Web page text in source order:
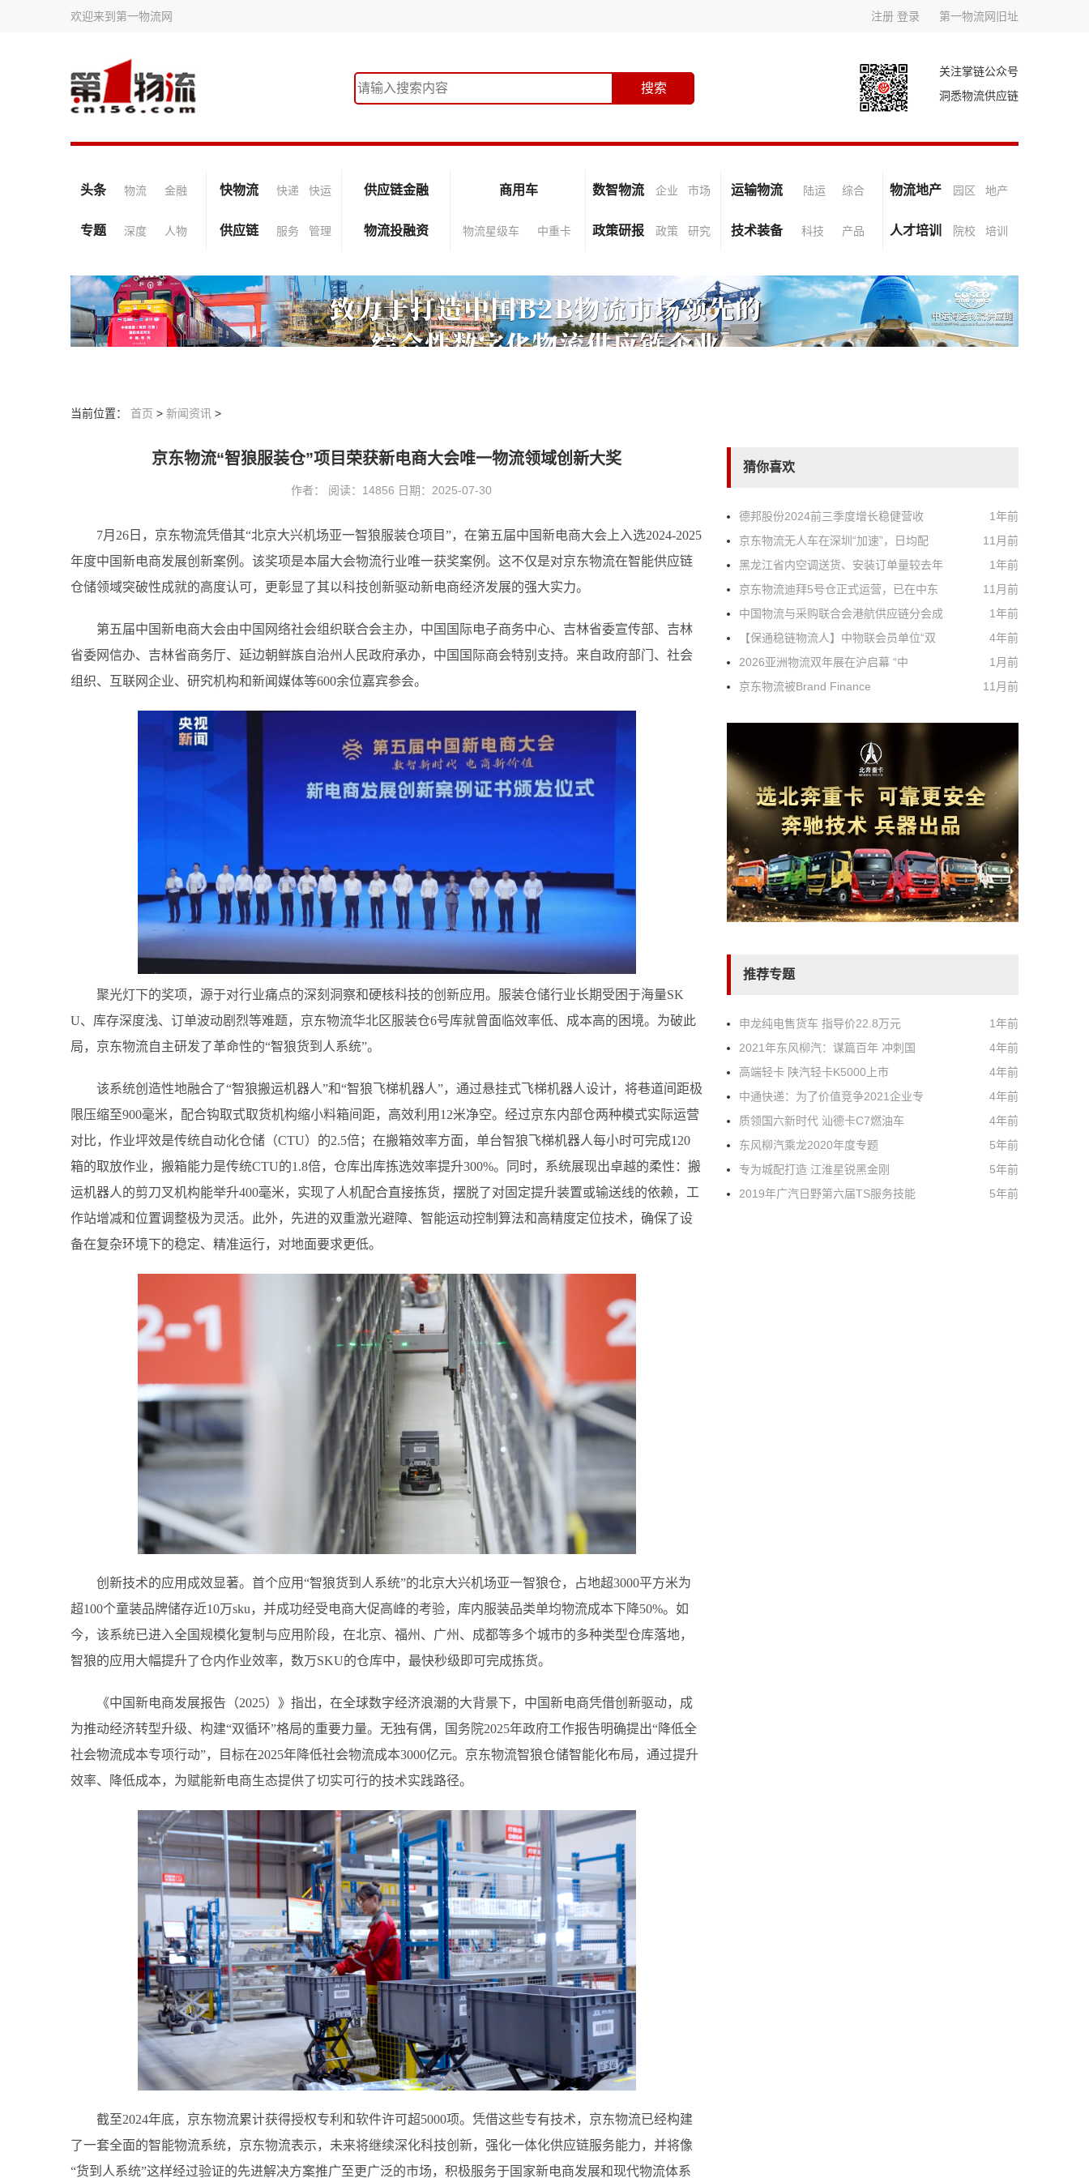
欢迎来到第一物流网 注册 登录 第一物流网旧址
关注掌链公众号
洞悉物流供应链
头条 物流 金融 快物流 快递 快运 供应链金融 商用车 数智物流 企业 市场 运输物流 陆运 综合 物流地产 园区 地产
专题 深度 人物 供应链 服务 管理 物流投融资 物流星级车 中重卡 政策研报 政策 研究 技术装备 科技 产品 人才培训 院校 培训
当前位置： 首页 > 新闻资讯 >
京东物流“智狼服装仓”项目荣获新电商大会唯一物流领域创新大奖
作者： 阅读：14856 日期：2025-07-30
7月26日，京东物流凭借其“北京大兴机场亚一智狼服装仓项目”，在第五届中国新电商大会上入选2024-2025
年度中国新电商发展创新案例。该奖项是本届大会物流行业唯一获奖案例。这不仅是对京东物流在智能供应链
仓储领域突破性成就的高度认可，更彰显了其以科技创新驱动新电商经济发展的强大实力。
第五届中国新电商大会由中国网络社会组织联合会主办，中国国际电子商务中心、吉林省委宣传部、吉林
省委网信办、吉林省商务厅、延边朝鲜族自治州人民政府承办，中国国际商会特别支持。来自政府部门、社会
组织、互联网企业、研究机构和新闻媒体等600余位嘉宾参会。
聚光灯下的奖项，源于对行业痛点的深刻洞察和硬核科技的创新应用。服装仓储行业长期受困于海量SK
U、库存深度浅、订单波动剧烈等难题，京东物流华北区服装仓6号库就曾面临效率低、成本高的困境。为破此
局，京东物流自主研发了革命性的“智狼货到人系统”。
该系统创造性地融合了“智狼搬运机器人”和“智狼飞梯机器人”，通过悬挂式飞梯机器人设计，将巷道间距极
限压缩至900毫米，配合钩取式取货机构缩小料箱间距，高效利用12米净空。经过京东内部仓两种模式实际运营
对比，作业坪效是传统自动化仓储（CTU）的2.5倍；在搬箱效率方面，单台智狼飞梯机器人每小时可完成120
箱的取放作业，搬箱能力是传统CTU的1.8倍，仓库出库拣选效率提升300%。同时，系统展现出卓越的柔性：搬
运机器人的剪刀叉机构能举升400毫米，实现了人机配合直接拣货，摆脱了对固定提升装置或输送线的依赖，工
作站增减和位置调整极为灵活。此外，先进的双重激光避障、智能运动控制算法和高精度定位技术，确保了设
备在复杂环境下的稳定、精准运行，对地面要求更低。
创新技术的应用成效显著。首个应用“智狼货到人系统”的北京大兴机场亚一智狼仓，占地超3000平方米为
超100个童装品牌储存近10万sku，并成功经受电商大促高峰的考验，库内服装品类单均物流成本下降50%。如
今，该系统已进入全国规模化复制与应用阶段，在北京、福州、广州、成都等多个城市的多种类型仓库落地，
智狼的应用大幅提升了仓内作业效率，数万SKU的仓库中，最快秒级即可完成拣货。
《中国新电商发展报告（2025）》指出，在全球数字经济浪潮的大背景下，中国新电商凭借创新驱动，成
为推动经济转型升级、构建“双循环”格局的重要力量。无独有偶，国务院2025年政府工作报告明确提出“降低全
社会物流成本专项行动”，目标在2025年降低社会物流成本3000亿元。京东物流智狼仓储智能化布局，通过提升
效率、降低成本，为赋能新电商生态提供了切实可行的技术实践路径。
截至2024年底，京东物流累计获得授权专利和软件许可超5000项。凭借这些专有技术，京东物流已经构建
了一套全面的智能物流系统，京东物流表示，未来将继续深化科技创新，强化一体化供应链服务能力，并将像
“货到人系统”这样经过验证的先进解决方案推广至更广泛的市场，积极服务于国家新电商发展和现代物流体系
猜你喜欢
德邦股份2024前三季度增长稳健营收
1年前
京东物流无人车在深圳“加速”，日均配
11月前
黑龙江省内空调送货、安装订单量较去年
1年前
京东物流迪拜5号仓正式运营，已在中东
11月前
中国物流与采购联合会港航供应链分会成
1年前
【保通稳链物流人】中物联会员单位“双
4年前
2026亚洲物流双年展在沪启幕 “中
1月前
京东物流被Brand Finance
11月前
推荐专题
申龙纯电售货车 指导价22.8万元
1年前
2021年东风柳汽：谋篇百年 冲刺国
4年前
高端轻卡 陕汽轻卡K5000上市
4年前
中通快递：为了价值竞争2021企业专
4年前
质领国六新时代 汕德卡C7燃油车
4年前
东风柳汽乘龙2020年度专题
5年前
专为城配打造 江淮星锐黑金刚
5年前
2019年广汽日野第六届TS服务技能
5年前